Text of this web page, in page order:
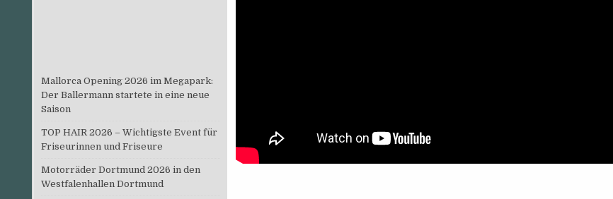
Mallorca Opening 2026 im Megapark:
Der Ballermann startete in eine neue
Saison
TOP HAIR 2026 – Wichtigste Event für
Friseurinnen und Friseure
Motorräder Dortmund 2026 in den
Westfalenhallen Dortmund